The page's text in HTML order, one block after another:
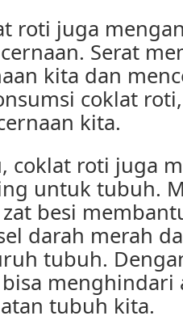
roti juga
Serat
kita dan
coklat
kita.
coklat roti juga
untuk tubuh.
besi
darah merah
tubuh.
menghindari
tubuh kita.